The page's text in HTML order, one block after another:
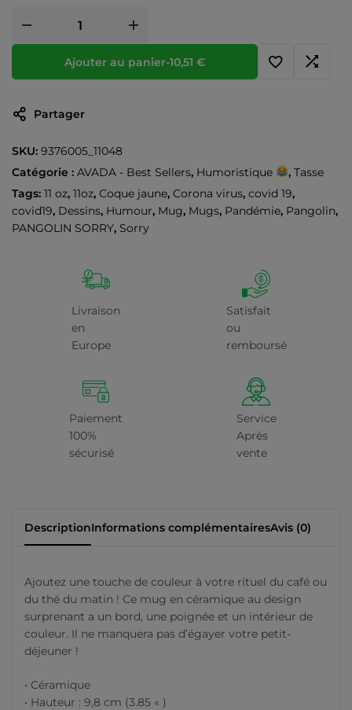
Ajouter au panier-10,51 €
Partager
SKU: 9376005_11048
Catégorie : AVADA - Best Sellers, Humoristique , Tasse
Tags: 11 oz, 11oz, Coque jaune, Corona virus, covid 19,
covid19, Dessins, Humour, Mug, Mugs, Pandémie, Pangolin,
PANGOLIN SORRY, Sorry
Livraison
en
Europe
Satisfait
ou
remboursé
Paiement
100%
sécurisé
Service
Après
vente
DescriptionInformations complémentairesAvis (0)
Ajoutez une touche de couleur à votre rituel du café ou
du thé du matin ! Ce mug en céramique au design
surprenant a un bord, une poignée et un intérieur de
couleur. Il ne manquera pas d’égayer votre petit-
déjeuner !
• Céramique
• Hauteur : 9,8 cm (3.85 « )